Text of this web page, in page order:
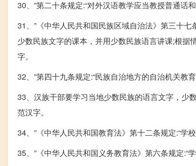
30、”第二十条规定:“对外汉语教学应当教授普通话和
31、”《中华人民共和国民族区域自治法》第三十
少数民族文字的课本，并用少数民族语言讲课;根
字。
32、”第四十九条规定:“民族自治地方的自治机关教
33、汉族干部要学习当地少数民族的语言文字，少
范汉字。
34、”《中华人民共和国教育法》第十二条规定:“学
35、”《中华人民共和国义务教育法》第六条规定:“